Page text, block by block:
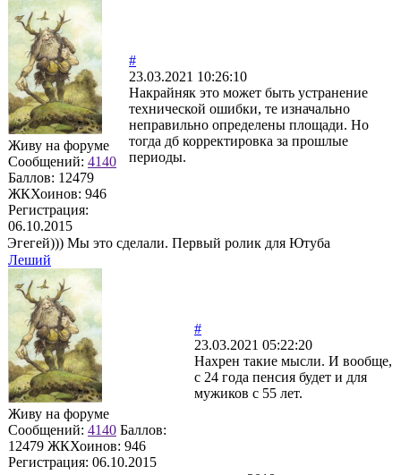
Живу на форуме
Сообщений: 4140
Баллов: 12479
ЖКХоинов: 946
Регистрация:
06.10.2015
#
23.03.2021 10:26:10
Накрайняк это может быть устранение
технической ошибки, те изначально
неправильно определены площади. Но
тогда дб корректировка за прошлые
периоды.
Эгегей))) Мы это сделали. Первый ролик для Ютуба
Леший
Живу на форуме
Сообщений: 4140 Баллов:
12479 ЖКХоинов: 946
Регистрация: 06.10.2015
#
23.03.2021 05:22:20
Нахрен такие мысли. И вообще,
с 24 года пенсия будет и для
мужиков с 55 лет.